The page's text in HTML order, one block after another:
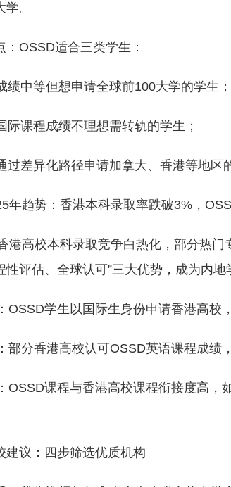
。
：OSSD适合三类学生：
绩中等但想申请全球前100大学的学生；
际课程成绩不理想需转轨的学生；
过差异化路径申请加拿大、香港等地区
年趋势：香港本科录取率跌破3%，
港高校本科录取竞争白热化，部分热
性评估、全球认可”三大优势，成为内地
OSSD学生以国际生身份申请香港高校
部分香港高校认可OSSD英语课程成绩
OSSD课程与香港高校课程衔接度高，
建议：四步筛选优质机构